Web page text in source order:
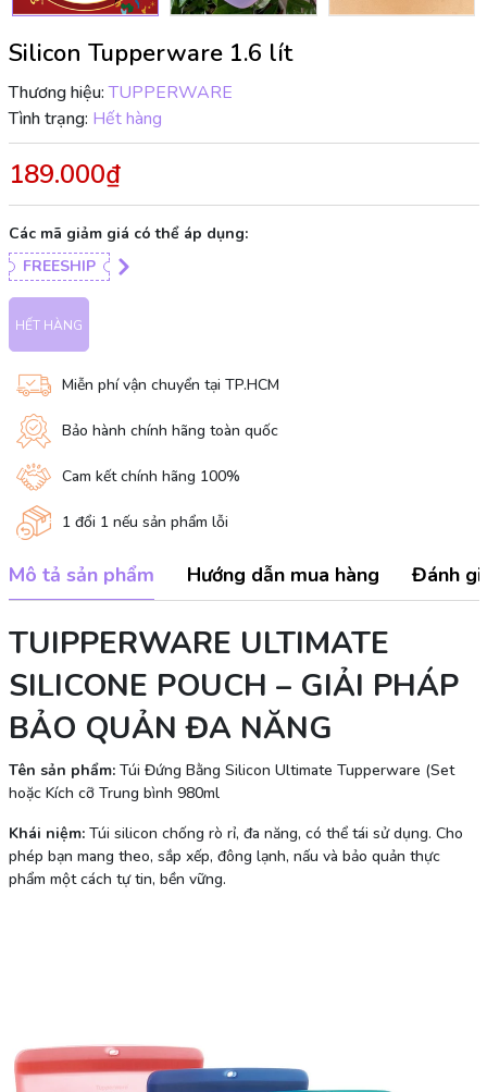
Silicon Tupperware 1.6 lít
Thương hiệu: TUPPERWARE
Tình trạng: Hết hàng
189.000₫
Các mã giảm giá có thể áp dụng:
FREESHIP
HẾT HÀNG
Miễn phí vận chuyển tại TP.HCM
Bảo hành chính hãng toàn quốc
Cam kết chính hãng 100%
1 đổi 1 nếu sản phẩm lỗi
Mô tả sản phẩm Hướng dẫn mua hàng Đánh
TUIPPERWARE ULTIMATE
SILICONE POUCH – GIẢI PHÁP
BẢO QUẢN ĐA NĂNG
Tên sản phẩm:Túi Đứng Bằng Silicon Ultimate Tupperware (Set
hoặc Kích cỡ Trung bình 980ml
Khái niệm:Túi silicon chống rò rỉ, đa năng, có thể tái sử dụng. Cho
phép bạn mang theo, sắp xếp, đông lạnh, nấu và bảo quản thực
phẩm một cách tự tin, bền vững.